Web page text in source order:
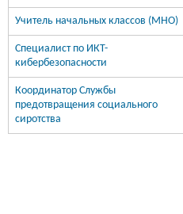
Учитель начальных классов (МНО)
Специалист по ИКТ-
кибербезопасности
Координатор Службы
предотвращения социального
сиротства